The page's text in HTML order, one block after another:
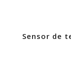
Sensor de